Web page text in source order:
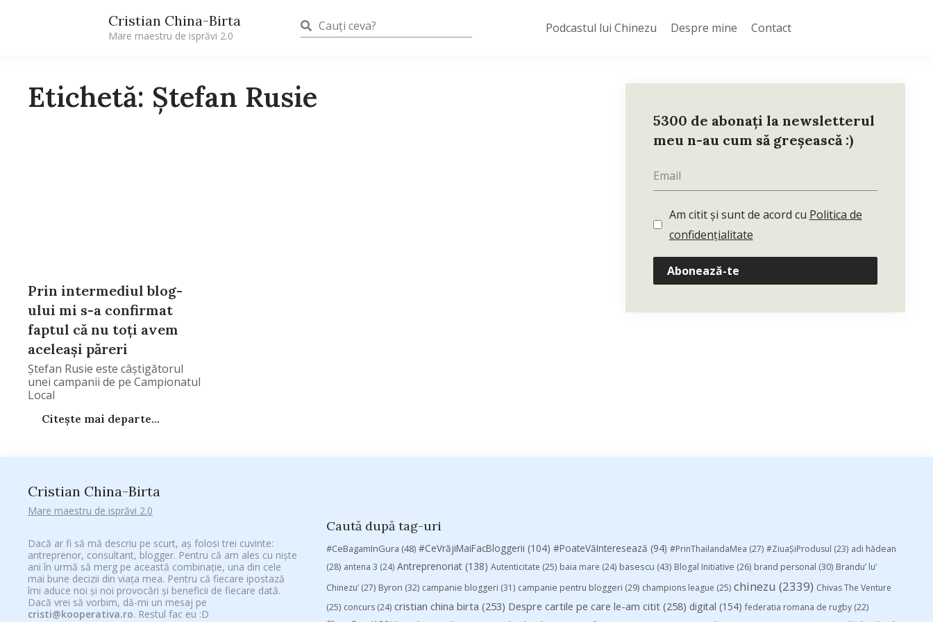
Cristian China-Birta
Mare maestru de isprăvi 2.0
Podcastul lui Chinezu Despre mine Contact
Etichetă: Ştefan Rusie
Prin intermediul blog-
ului mi s-a confirmat
faptul că nu toți avem
aceleași păreri
Ştefan Rusie este câştigătorul
unei campanii de pe Campionatul
Local
Citește mai departe...
5300 de abonați la newsletterul
meu n-au cum să greșească :)
Am citit și sunt de acord cu Politica de
confidențialitate
Abonează-te
Cristian China-Birta
Mare maestru de isprăvi 2.0
Dacă ar fi să mă descriu pe scurt, aș folosi trei cuvinte:
antreprenor, consultant, blogger. Pentru că am ales cu niște
ani în urmă să merg pe această combinație, una din cele
mai bune decizii din viața mea. Pentru că fiecare ipostază
îmi aduce noi și noi provocări și beneficii de fiecare dată.
Dacă vrei să vorbim, dă-mi un mesaj pe
cristi@kooperativa.ro. Restul fac eu :D
Caută după tag-uri
#CeBagamInGura (48) #CeVrăjiMaiFacBloggerii (104) #PoateVăInteresează (94) #PrinThailandaMea (27) #ZiuaȘiProdusul (23) adi hădean
(28) antena 3 (24) Antreprenoriat (138) Autenticitate (25) baia mare (24) basescu (43) Blogal Initiative (26) brand personal (30) Brandu’ lu’
Chinezu’ (27) Byron (32) campanie bloggeri (31) campanie pentru bloggeri (29) champions league (25) chinezu (2339) Chivas The Venture
(25) concurs (24) cristian china birta (253) Despre cartile pe care le-am citit (258) digital (154) federatia romana de rugby (22)